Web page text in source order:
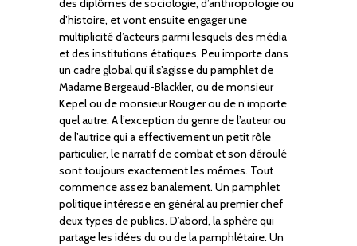
des diplômes de sociologie, d’anthropologie ou
d’histoire, et vont ensuite engager une
multiplicité d’acteurs parmi lesquels des média
et des institutions étatiques. Peu importe dans
un cadre global qu’il s’agisse du pamphlet de
Madame Bergeaud-Blackler, ou de monsieur
Kepel ou de monsieur Rougier ou de n’importe
quel autre. A l’exception du genre de l’auteur ou
de l’autrice qui a effectivement un petit rôle
particulier, le narratif de combat et son déroulé
sont toujours exactement les mêmes. Tout
commence assez banalement. Un pamphlet
politique intéresse en général au premier chef
deux types de publics. D’abord, la sphère qui
partage les idées du ou de la pamphlétaire. Un